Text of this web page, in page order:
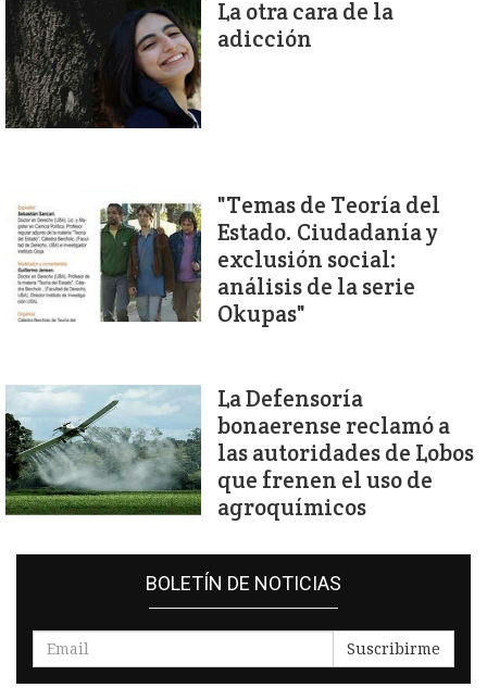
La otra cara de la
adicción
"Temas de Teoría del
Estado. Ciudadanía y
exclusión social:
análisis de la serie
Okupas"
La Defensoría
bonaerense reclamó a
las autoridades de Lobos
que frenen el uso de
agroquímicos
BOLETÍN DE NOTICIAS
Suscribirme